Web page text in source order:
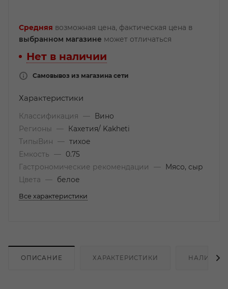
Средняя возможная цена, фактическая цена в
выбранном магазине может отличаться
Нет в наличии
Самовывоз из магазина сети
Характеристики
Классификация —
Вино
Регионы
—
Кахетия/ Kakheti
ТипыВин
— тихое
Емкость
—
0.75
Гастрономические рекомендации
—
Мясо, сыр
Цвета
— белое
Все характеристики
ОПИСАНИЕ ХАРАКТЕРИСТИКИ НАЛИЧИЕ